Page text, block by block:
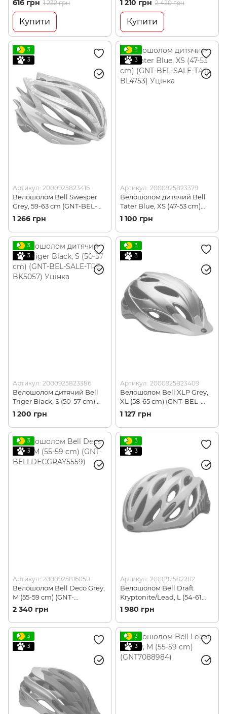
616 грн 1 232 грн
Купити
1 210 грн 2 420 грн
Купити
3
3
Артикул: 2000925823416
Велошолом Bell Swesper
Grey, 59-63 cm (GNT-BEL-
SALE-SWE-GY5963) Уцінка
1 266 грн
3
3
Артикул: 2000925823379
Велошолом дитячий Bell
Tater Blue, XS (47-53 cm)
(GNT-BEL-SALE-TAT-
BL4753) Уцінка
1 100 грн
3
3
Артикул: 2000925823386
Велошолом дитячий Bell
Triger Black, S (50-57 cm)
(GNT-BEL-SALE-TRE-
BK5057) Уцінка
1 200 грн
3
3
Артикул: 2000925823409
Велошолом Bell XLP Grey,
XL (58-65 cm) (GNT-BEL-
SALE-XLP-GY5865) Уцінка
1 127 грн
3
3
Артикул: 2000925816050
Велошолом Bell Deco Grey,
M (55-59 cm) (GNT-
BELLDECGRAY5559)
2 340 грн
3
3
Артикул: 2000925822112
Велошолом Bell Draft
Kryptonite/Lead, L (54-61
cm) (GNT7087779)
1 980 грн
3
3
3
3